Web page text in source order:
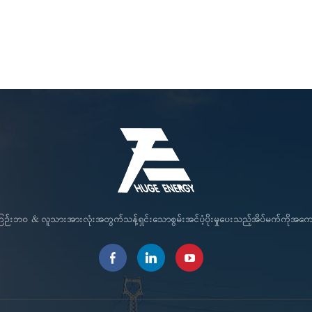
ြဉ်းဘဝ & လူသားအားလုံးအတွက်သန့်ရှင်းသောစွမ်းအင်ပံ့ပိုးမှုပေးသည့်အိပ်မက်ကိုအ